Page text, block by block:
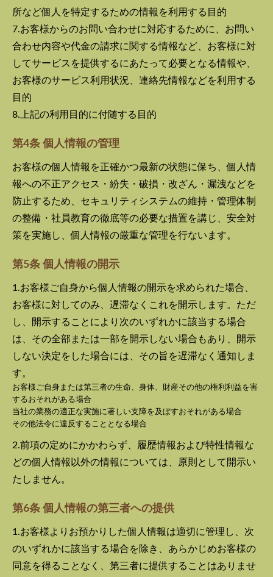
所など個人を特定するための情報を利用する目的
7.お客様からのお問い合わせに対応するために、お問い
合わせ内容や代金の請求に関する情報など、お客様に対
してサービスを提供するにあたって必要となる情報や、
お客様のサービス利用状況、連絡先情報などを利用する
目的
8.上記の利用目的に付随する目的
第4条 個人情報の管理
お客様の個人情報を正確かつ最新の状態に保ち、個人情
報への不正アクセス・紛失・破損・改ざん・漏洩などを
防止するため、セキュリティシステムの維持・管理体制
の整備・社員教育の徹底等の必要な措置を講じ、安全対
策を実施し、個人情報の厳重な管理を行ないます。
第5条 個人情報の開示
1.お客様ご自身から個人情報の開示を求められた場合、
お客様に対してのみ、遅滞なくこれを開示します。ただ
し、開示することにより次のいずれかに該当する場合
は、その全部または一部を開示しない場合もあり、開示
しない決定をした場合には、その旨を遅滞なく通知しま
す。
お客様ご自身または第三者の生命、身体、財産その他の権利利益を害
するおそれがある場合
当社の業務の適正な実施に著しい支障を及ぼすおそれがある場合
その他法令に違反することとなる場合
2.前項の定めにかかわらず、履歴情報および特性情報な
どの個人情報以外の情報については、原則として開示い
たしません。
第6条 個人情報の第三者への提供
1.お客様よりお預かりした個人情報は適切に管理し、次
のいずれかに該当する場合を除き、あらかじめお客様の
同意を得ることなく、第三者に提供することはありませ